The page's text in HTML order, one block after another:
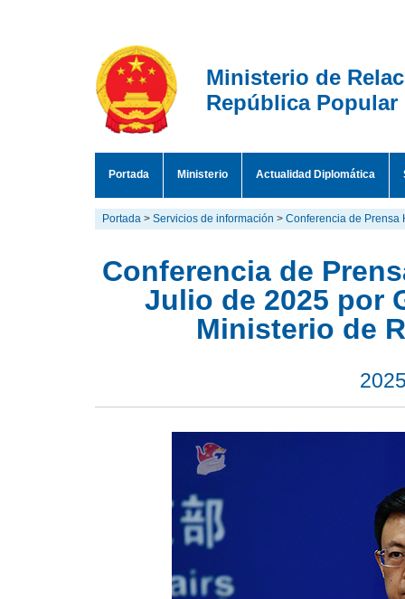
Ministerio de
República Popular
Portada Ministerio Actualidad Diplomática
Portada > Servicios de información > Conferencia de Prensa
Conferencia de
Julio de 2025 por
Ministerio de